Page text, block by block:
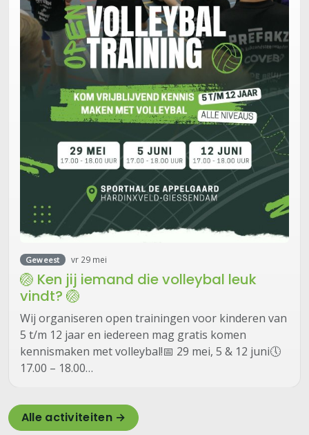
Geweest vr 29 mei
🏐 Ken jij iemand die volleybal leuk
vindt? 🏐
Wij organiseren open trainingen voor kinderen van
5 t/m 12 jaar en iedereen mag gratis komen
kennismaken met volleybal!📅 29 mei, 5 & 12 juni🕔
17.00 – 18.00…
Alle activiteiten →